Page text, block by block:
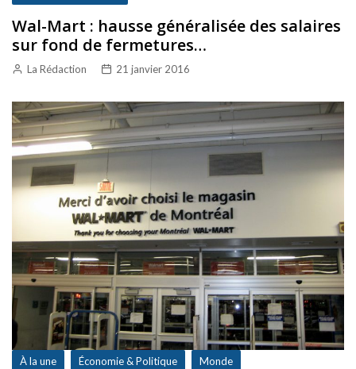
Wal-Mart : hausse généralisée des salaires
sur fond de fermetures…
La Rédaction 21 janvier 2016
À la une Économie & Politique Monde